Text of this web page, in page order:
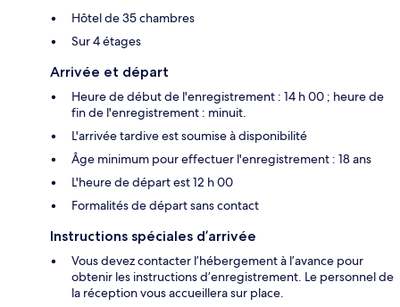
Hôtel de 35 chambres
Sur 4 étages
Arrivée et départ
Heure de début de l'enregistrement : 14 h 00 ; heure de
fin de l'enregistrement : minuit.
L'arrivée tardive est soumise à disponibilité
Âge minimum pour effectuer l'enregistrement : 18 ans
L'heure de départ est 12 h 00
Formalités de départ sans contact
Instructions spéciales d’arrivée
Vous devez contacter l’hébergement à l’avance pour
obtenir les instructions d’enregistrement. Le personnel de
la réception vous accueillera sur place.